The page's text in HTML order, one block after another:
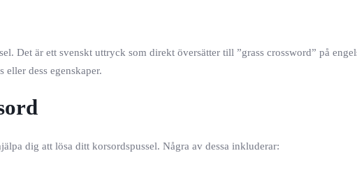
Det är ett svenskt uttryck som direkt översätter till ”grass crossword” på
eller dess egenskaper.
dig att lösa ditt korsordspussel. Några av dessa inkluderar: